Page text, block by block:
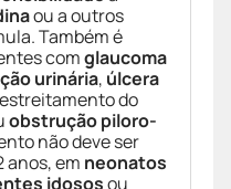
ou a outros
Também é
comglaucoma
urinária, úlcera
do
obstrução piloro-
não deve ser
anos, em neonatos
idososou